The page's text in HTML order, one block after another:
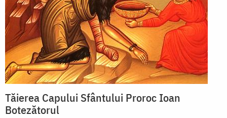
Tăierea Capului Sfântului Proroc Ioan
Botezătorul